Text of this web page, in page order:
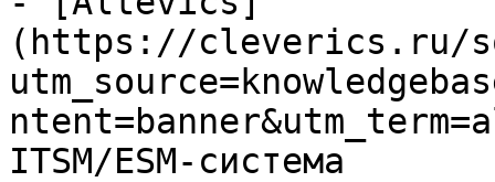
(https://cleverics.ru/
ITSM/ESM-система